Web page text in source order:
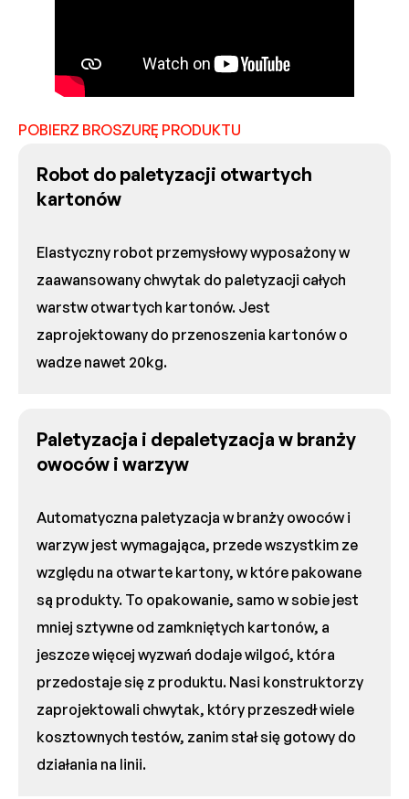
POBIERZ BROSZURĘ PRODUKTU
Robot do paletyzacji otwartych
kartonów
Elastyczny robot przemysłowy wyposażony w
zaawansowany chwytak do paletyzacji całych
warstw otwartych kartonów. Jest
zaprojektowany do przenoszenia kartonów o
wadze nawet 20kg.
Paletyzacja i depaletyzacja w branży
owoców i warzyw
Automatyczna paletyzacja w branży owoców i
warzyw jest wymagająca, przede wszystkim ze
względu na otwarte kartony, w które pakowane
są produkty. To opakowanie, samo w sobie jest
mniej sztywne od zamkniętych kartonów, a
jeszcze więcej wyzwań dodaje wilgoć, która
przedostaje się z produktu. Nasi konstruktorzy
zaprojektowali chwytak, który przeszedł wiele
kosztownych testów, zanim stał się gotowy do
działania na linii.